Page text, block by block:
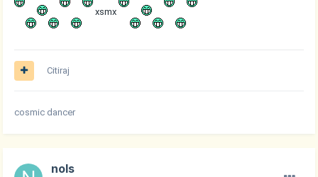
xsmx
Citiraj
cosmic dancer
nols